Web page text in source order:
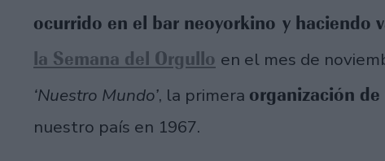
ocurrido en el bar neoyorkino y haciendo
la Semana del Orgullo en el mes de
‘Nuestro Mundo’, la primera organización
nuestro país en 1967.